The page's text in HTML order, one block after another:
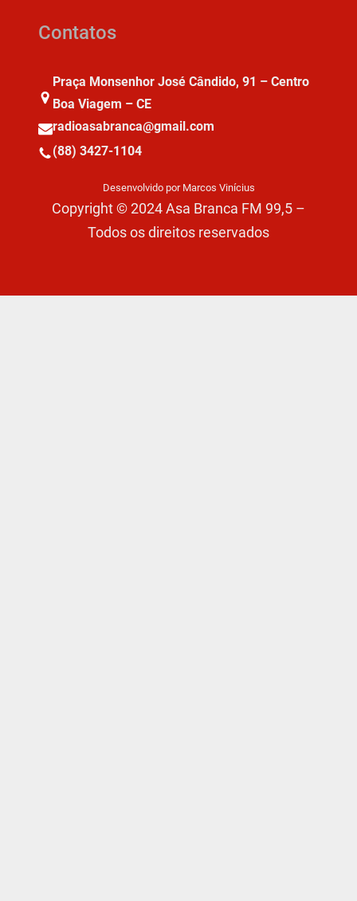
Contatos
Praça Monsenhor José Cândido, 91 – Centro
Boa Viagem – CE
radioasabranca@gmail.com
(88) 3427-1104
Desenvolvido por Marcos Vinícius
Copyright © 2024 Asa Branca FM 99,5 –
Todos os direitos reservados